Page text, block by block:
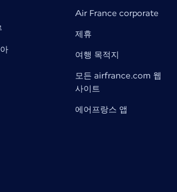
Air France corporate
제휴
여행 목적지
모든 airfrance.com 웹
사이트
에어프랑스 앱